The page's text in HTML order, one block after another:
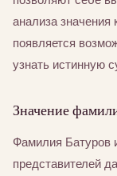
анализа
появляется
узнать истинную
Значение
Фамилия Батуров
представителей